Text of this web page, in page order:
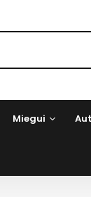
Miegui